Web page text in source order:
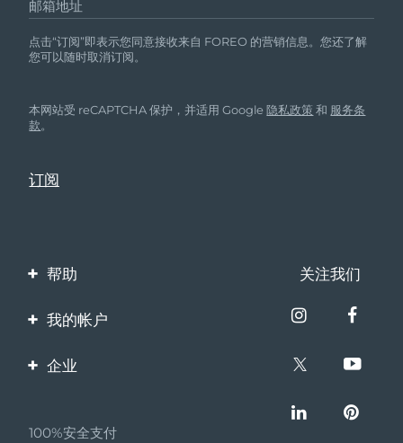
邮箱地址
点击“订阅”即表示您同意接收来自 FOREO 的营销信息。您还了解
您可以随时取消订阅。
本网站受 reCAPTCHA 保护，并适用 Google隐私政策 和 服务条
款。
帮助
联系我们
保修与退换货
关注我们
我的帐户
产品注册
企业
伙伴计划
100%安全支付